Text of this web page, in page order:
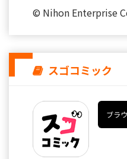
© Nihon Enterprise
スゴコミック
ブラ